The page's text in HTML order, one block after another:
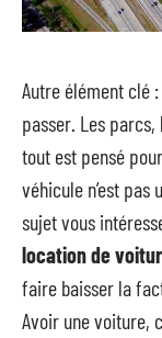
Autre élément clé
passer. Les
tout est pensé
véhicule n’est
sujet vous
location de
faire baisser la
Avoir une voiture,